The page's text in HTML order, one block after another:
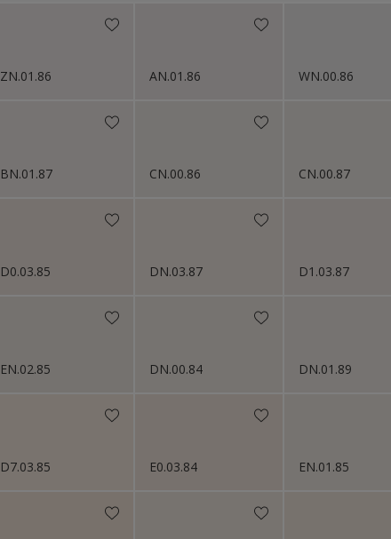
Cuivre
Fibre de verre
Menuiserie
Métaux non ferreux (alu, cuivre, zinc,
Papier peint & vinyle
ZN.01.86 AN.01.86 WN.00.86
BN.01.87 CN.00.86 CN.00.87
D0.03.85 DN.03.87 D1.03.87
EN.02.85 DN.00.84 DN.01.89
D7.03.85 E0.03.84 EN.01.85